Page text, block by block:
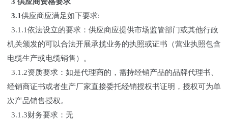
3.1供应商应满足如下要求:
3.1.1依法设立的要求：供应商应提供市场监管部门或其他行政
机关颁发的可以合法开展承揽业务的执照或证书（营业执照包含
电缆生产或电缆销售）。
3.1.2资质要求：如是代理商的，需持经销产品的品牌代理书、
经销商证书或者生产厂家直接委托经销授权书证明，授权可为单
次产品销售授权。
3.1.3财务要求：无